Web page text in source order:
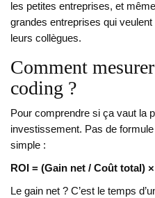
les petites entreprises, et
grandes entreprises qui
leurs collègues.
Comment
coding ?
Pour comprendre si ça vaut la
investissement. Pas de
simple :
ROI = (Gain net / Coût total)
Le gain net ? C’est le temps